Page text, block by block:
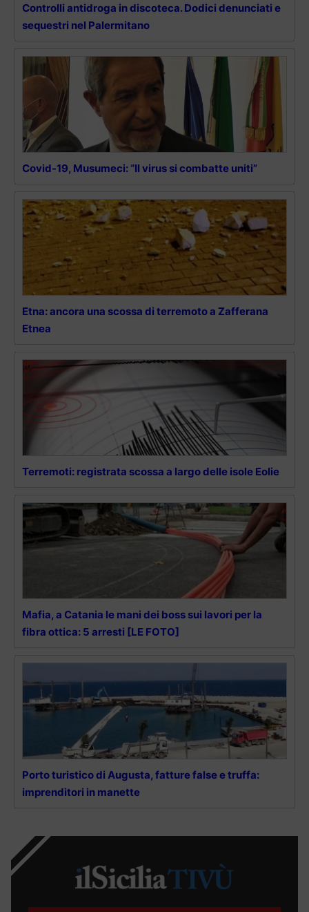
Controlli antidroga in discoteca. Dodici denunciati e
sequestri nel Palermitano
Covid-19, Musumeci: “Il virus si combatte uniti”
Etna: ancora una scossa di terremoto a Zafferana
Etnea
Terremoti: registrata scossa a largo delle isole Eolie
Mafia, a Catania le mani dei boss sui lavori per la
fibra ottica: 5 arresti [LE FOTO]
Porto turistico di Augusta, fatture false e truffa:
imprenditori in manette